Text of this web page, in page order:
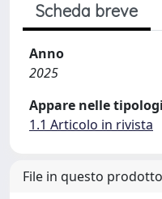
Scheda breve
Anno
2025
Appare nelle
1.1 Articolo in rivista
File in questo